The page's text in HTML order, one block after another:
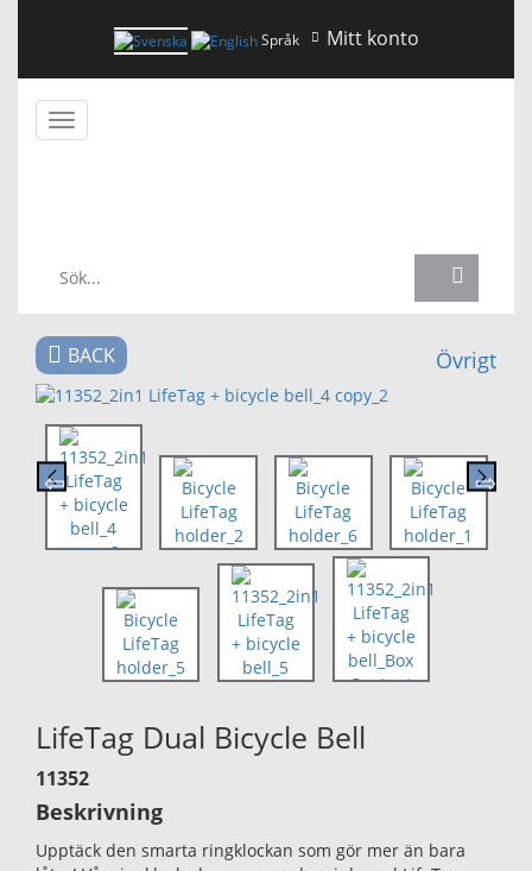
Språk Mitt konto
Växla
navigering
BACK Övrigt
LifeTag Dual Bicycle Bell
11352
Beskrivning
Upptäck den smarta ringklockan som gör mer än bara